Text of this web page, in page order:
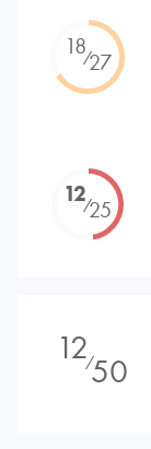
18⁄27
12⁄25
12⁄50